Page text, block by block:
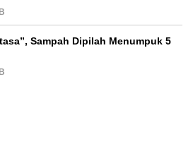
Sampah Dipilah Menumpuk 5